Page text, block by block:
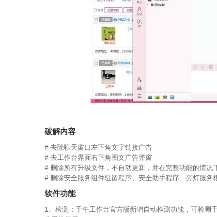
破解内容
# 去除聊天窗口左下角文字链接广告
# 去工作台界面右下角图文广告弹窗
# 删除所有升级文件，不自动更新，并在完整功能的情况
# 删除安全服务组件驻留程序、安全助手程序、亮灯服务
软件功能
1、检测：千牛工作台官方版新增自动检测功能，可检测